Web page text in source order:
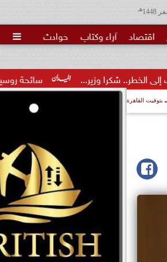
هـ
اقتصاد آراء وكتاب حوادث 
سائحة روسية لـ”مراسي”:
بتوقيت القاهرة